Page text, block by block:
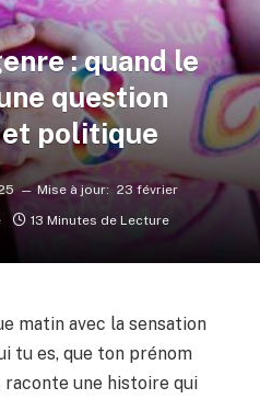
: quand le
question
politique
Mise à jour: 23 février
13 Minutes de Lecture
matin avec la sensation
tu es, que ton prénom
une histoire qui